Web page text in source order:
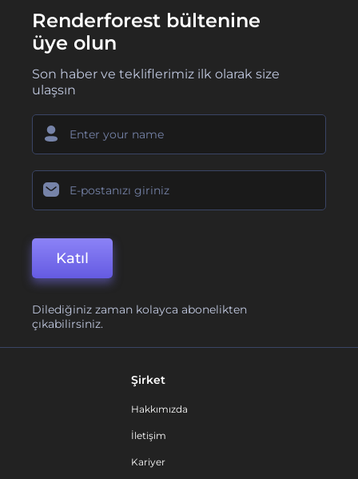
Renderforest bültenine
üye olun
Son haber ve tekliflerimiz ilk olarak size
ulaşsın
Katıl
Dilediğiniz zaman kolayca abonelikten
çıkabilirsiniz.
Şirket
Hakkımızda
İletişim
Kariyer